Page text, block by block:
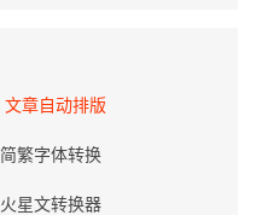
文章自动排版
简繁字体转换
火星文转换器